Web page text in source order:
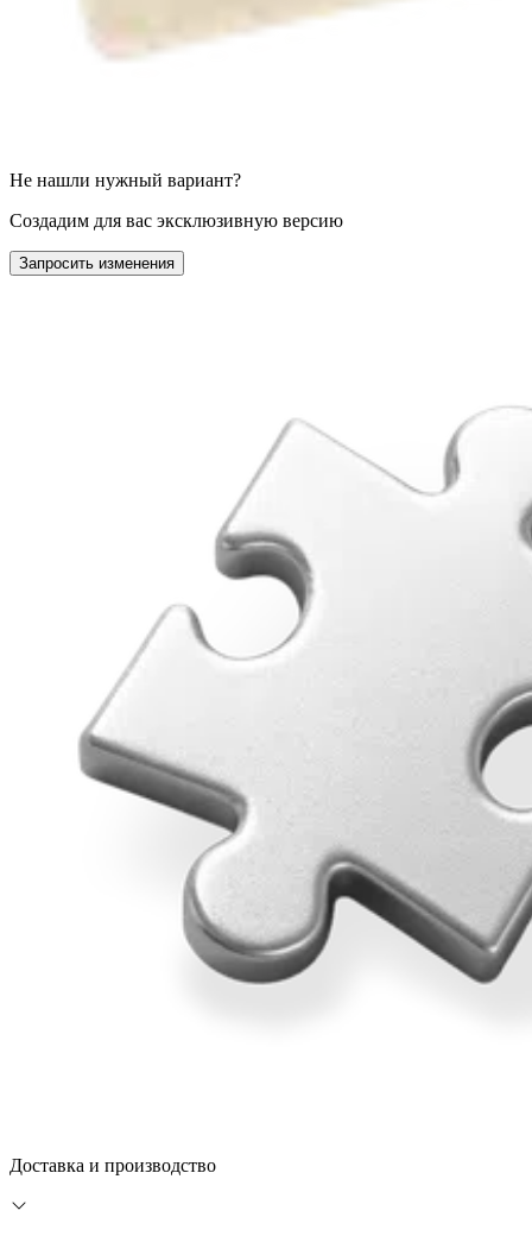
Не нашли нужный вариант?
Создадим для вас эксклюзивную версию
Запросить изменения
Доставка и производство